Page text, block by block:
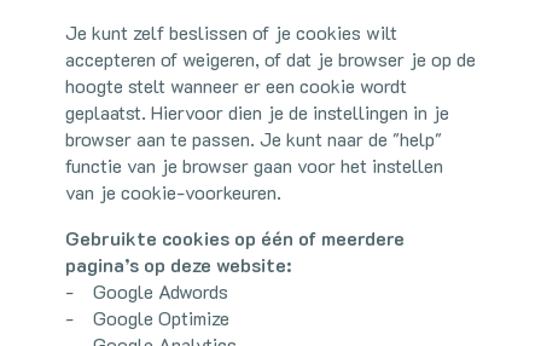
Je kunt zelf beslissen of je cookies wilt
accepteren of weigeren, of dat je browser je op de
hoogte stelt wanneer er een cookie wordt
geplaatst. Hiervoor dien je de instellingen in je
browser aan te passen. Je kunt naar de "help"
functie van je browser gaan voor het instellen
van je cookie-voorkeuren.
Gebruikte cookies op één of meerdere
pagina’s op deze website:
- Google Adwords
- Google Optimize